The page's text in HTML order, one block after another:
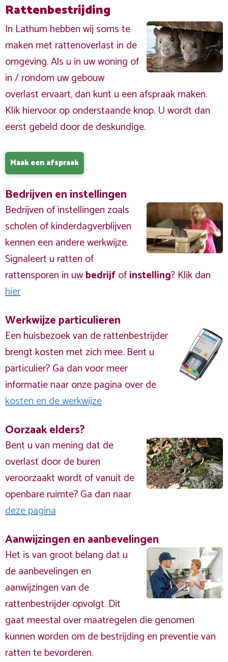
Rattenbestrijding
In Lathum hebben wij soms te
maken met rattenoverlast in de
omgeving. Als u in uw woning of
in / rondom uw gebouw
overlast ervaart, dan kunt u een afspraak maken.
Klik hiervoor op onderstaande knop. U wordt dan
eerst gebeld door de deskundige.
Maak een afspraak
Bedrijven en instellingen
Bedrijven of instellingen zoals
scholen of kinderdagverblijven
kennen een andere werkwijze.
Signaleert u ratten of
rattensporen in uwbedrijfofinstelling? Klik dan
hier
Werkwijze particulieren
Een huisbezoek van de rattenbestrijder
brengt kosten met zich mee. Bent u
particulier? Ga dan voor meer
informatie naar onze pagina over de
kosten en de werkwijze
Oorzaak elders?
Bent u van mening dat de
overlast door de buren
veroorzaakt wordt of vanuit de
openbare ruimte? Ga dan naar
deze pagina
Aanwijzingen en aanbevelingen
Het is van groot belang dat u
de aanbevelingen en
aanwijzingen van de
rattenbestrijder opvolgt. Dit
gaat meestal over maatregelen die genomen
kunnen worden om de bestrijding en preventie van
ratten te bevorderen.